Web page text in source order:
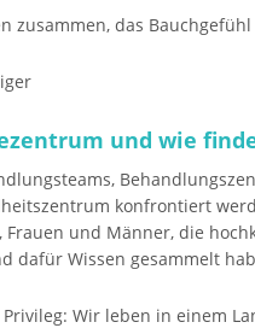
zusammen, das
und wie
konfrontiert
Frauen und Männer, die
dafür Wissen gesammelt
Wir leben in einem